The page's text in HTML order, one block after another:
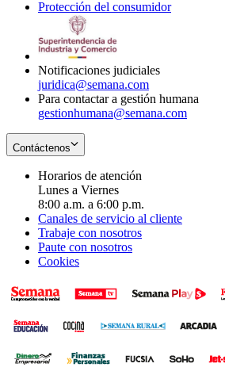
window
newin
Protección del consumidorOpens
Notificaciones judiciales
juridica@semana.com
Para contactar a gestión humana
gestionhumana@semana.com
Contáctenos
Horarios de atención
Lunes a Viernes
8:00 a.m. a 6:00 p.m.
Canales de servicio al cliente
Trabaje con nosotros
Paute con nosotros
Cookies